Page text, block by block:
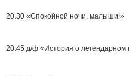
20.30 «Спокойной ночи, малыши!»
20.45 д/ф «История о легендарном